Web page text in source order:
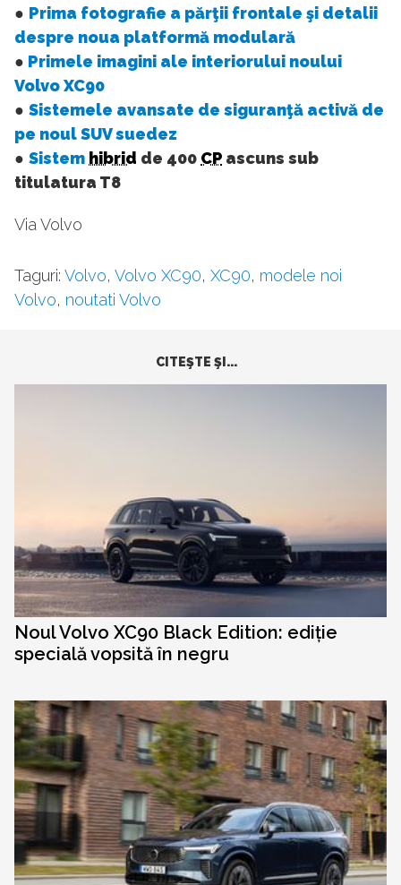
● Prima fotografie a părţii frontale şi detalii
despre noua platformă modulară
● Primele imagini ale interiorului noului
Volvo XC90
● Sistemele avansate de siguranţă activă de
pe noul SUV suedez
● Sistem hibrid de 400 CP ascuns sub
titulatura T8
Via Volvo
Taguri: Volvo, Volvo XC90, XC90, modele noi
Volvo, noutati Volvo
CITEŞTE ŞI...
Noul Volvo XC90 Black Edition: ediție
specială vopsită în negru